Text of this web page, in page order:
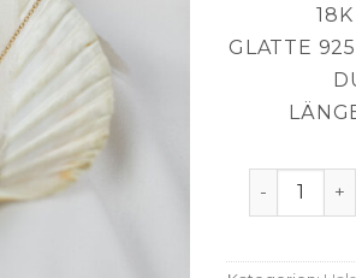
GLATTE